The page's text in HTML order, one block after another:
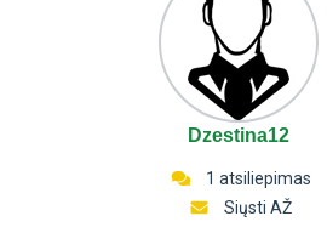
Dzestina12
1 atsiliepimas
Siųsti AŽ